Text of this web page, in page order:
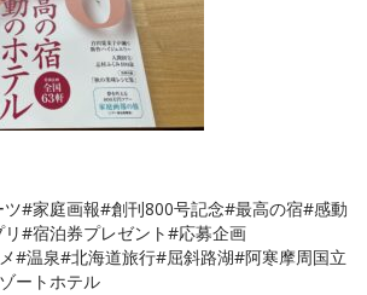
#家庭画報#創刊800号記念#最高の宿#感動
#宿泊券プレゼント#応募企画
#温泉#北海道旅行#屈斜路湖#阿寒摩周国立
ートホテル